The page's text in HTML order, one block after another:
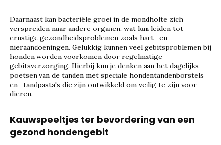
Daarnaast kan bacteriële groei in de mondholte zich
verspreiden naar andere organen, wat kan leiden tot
ernstige gezondheidsproblemen zoals hart- en
nieraandoeningen. Gelukkig kunnen veel gebitsproblemen bij
honden worden voorkomen door regelmatige
gebitsverzorging. Hierbij kun je denken aan het dagelijks
poetsen van de tanden met speciale hondentandenborstels
en -tandpasta's die zijn ontwikkeld om veilig te zijn voor
dieren.
Kauwspeeltjes ter bevordering van een
gezond hondengebit